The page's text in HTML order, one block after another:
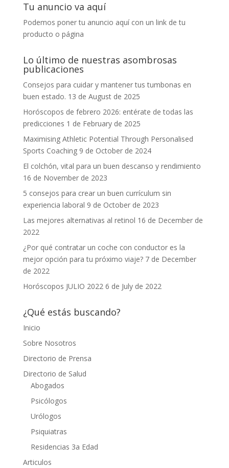
Tu anuncio va aquí
Podemos poner tu anuncio aquí con un link de tu
producto o página
Lo último de nuestras asombrosas
publicaciones
Consejos para cuidar y mantener tus tumbonas en
buen estado. 13 de August de 2025
Horóscopos de febrero 2026: entérate de todas las
predicciones 1 de February de 2025
Maximising Athletic Potential Through Personalised
Sports Coaching 9 de October de 2024
El colchón, vital para un buen descanso y rendimiento
16 de November de 2023
5 consejos para crear un buen currículum sin
experiencia laboral 9 de October de 2023
Las mejores alternativas al retinol 16 de December de
2022
¿Por qué contratar un coche con conductor es la
mejor opción para tu próximo viaje? 7 de December
de 2022
Horóscopos JULIO 2022 6 de July de 2022
¿Qué estás buscando?
Inicio
Sobre Nosotros
Directorio de Prensa
Directorio de Salud
Abogados
Psicólogos
Urólogos
Psiquiatras
Residencias 3a Edad
Articulos